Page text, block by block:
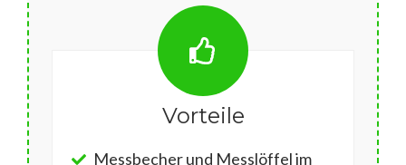
Vorteile
Messbecher und Messlöffel im